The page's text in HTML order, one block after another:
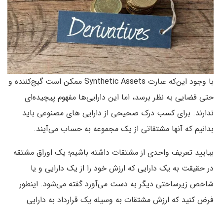
با وجود این‌که عبارت Synthetic Assets ممکن است گیج‌کننده و
حتی فضایی به نظر برسد، اما این دارایی‌ها مفهوم پیچیده‌ای
ندارند. برای کسب درک صحیحی از دارایی های مصنوعی باید
بدانیم که آنها مشتقاتی از یک مجموعه به حساب می‌آیند.
بیایید تعریف واحدی از مشتقات داشته باشیم؛ یک اوراق مشتقه
در حقیقت به یک دارایی که ارزش خود را از یک دارایی و یا
شاخص زیرساختی دیگر به دست می‌آورد گفته می‌شود. اینطور
فرض کنید که ارزش مشتقات به وسیله یک قرارداد به دارایی